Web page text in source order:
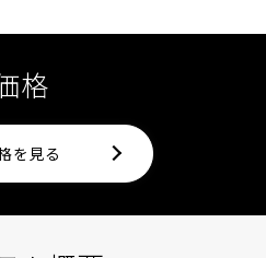
格
を見る